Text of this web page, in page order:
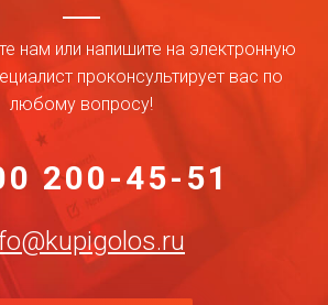
нам или напишите на электронную
проконсультирует вас по
любому вопросу!
200-45-51